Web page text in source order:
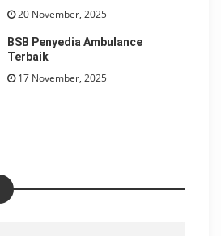
20 November, 2025
BSB Penyedia Ambulance
Terbaik
17 November, 2025